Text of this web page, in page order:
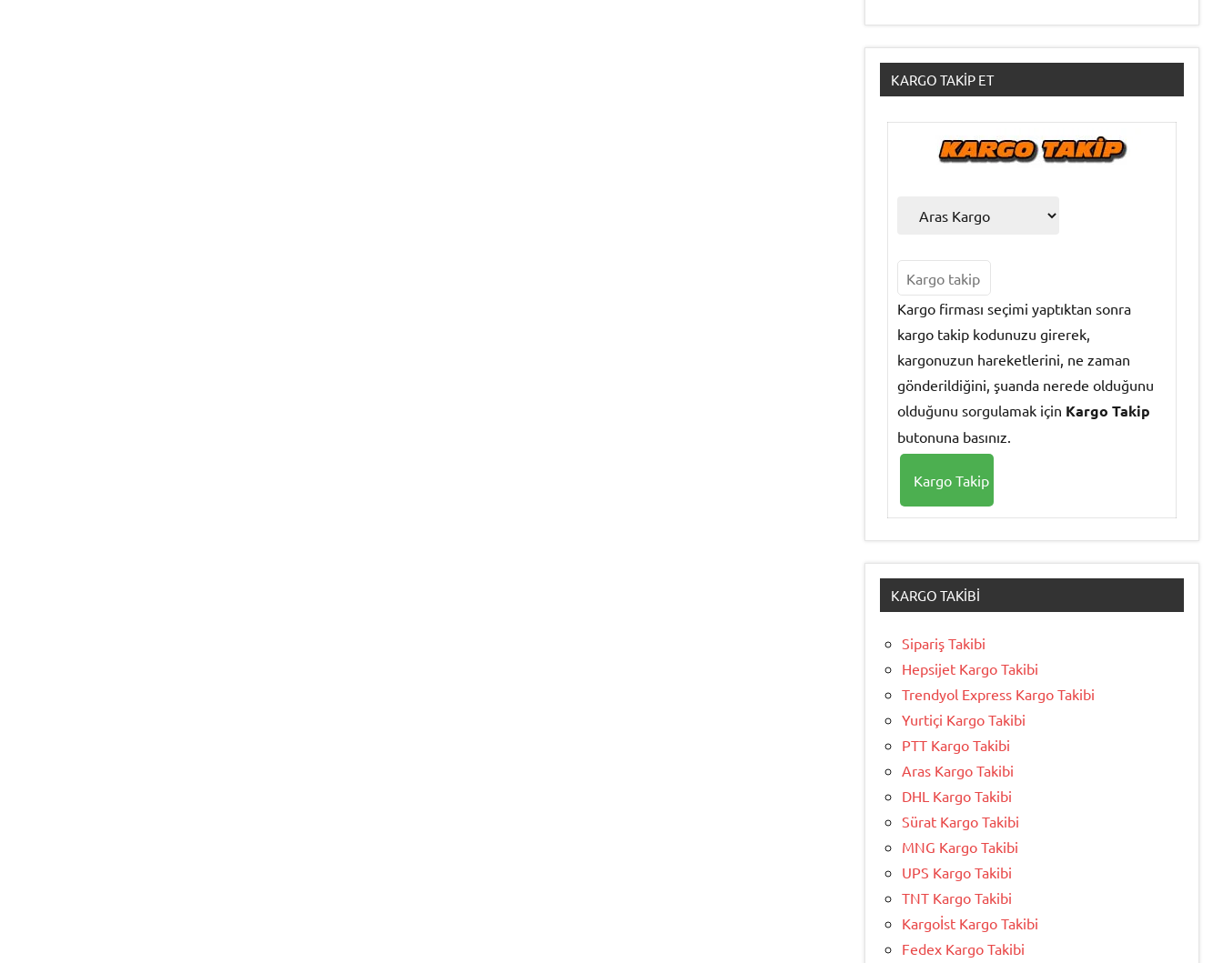
KARGO TAKIP ET
Kargo firması seçimi yaptıktan sonra
kargo takip kodunuzu girerek,
kargonuzun hareketlerini, ne zaman
gönderildiğini, şuanda nerede olduğunu
olduğunu sorgulamak için Kargo Takip
butonuna basınız.
KARGO TAKIBI
Sipariş Takibi
Hepsijet Kargo Takibi
Trendyol Express Kargo Takibi
Yurtiçi Kargo Takibi
PTT Kargo Takibi
Aras Kargo Takibi
DHL Kargo Takibi
Sürat Kargo Takibi
MNG Kargo Takibi
UPS Kargo Takibi
TNT Kargo Takibi
Kargoİst Kargo Takibi
Fedex Kargo Takibi